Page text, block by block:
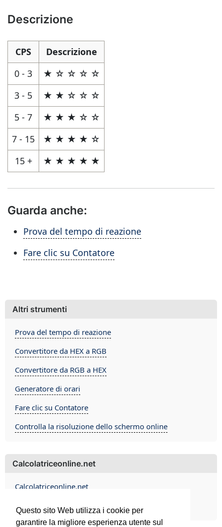
Questo sito Web utilizza i cookie per
garantire la migliore esperienza utente sul
Descrizione
CPS
Descrizione
0 - 3
★ ☆ ☆ ☆ ☆
3 - 5
★ ★ ☆ ☆ ☆
5 - 7
★ ★ ★ ☆ ☆
7 - 15
★ ★ ★ ★ ☆
15 +
★ ★ ★ ★ ★
Guarda anche:
Prova del tempo di reazione
Fare clic su Contatore
Altri strumenti
Prova del tempo di reazione
Convertitore da HEX a RGB
Convertitore da RGB a HEX
Generatore di orari
Fare clic su Contatore
Controlla la risoluzione dello schermo online
Calcolatriceonline.net
Calcolatriceonline.net
Contact